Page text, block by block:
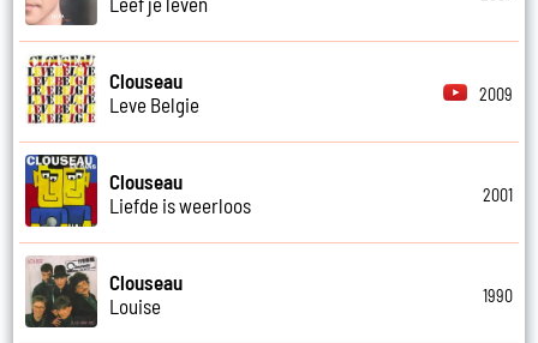
Clouseau
Leve Belgie
2009
Clouseau
Liefde is weerloos
2001
Clouseau
Louise
1990